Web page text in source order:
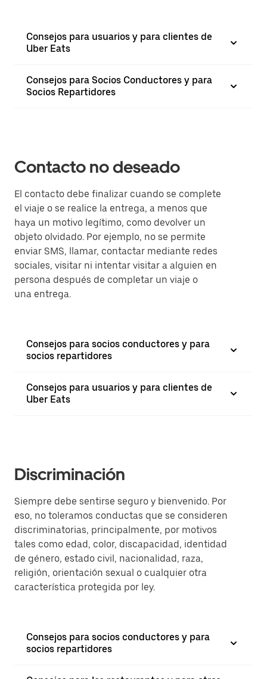
Consejos para usuarios y para clientes de
Uber Eats
Consejos para Socios Conductores y para
Socios Repartidores
Contacto no deseado
El contacto debe finalizar cuando se complete
el viaje o se realice la entrega, a menos que
haya un motivo legítimo, como devolver un
objeto olvidado. Por ejemplo, no se permite
enviar SMS, llamar, contactar mediante redes
sociales, visitar ni intentar visitar a alguien en
persona después de completar un viaje o
una entrega.
Consejos para socios conductores y para
socios repartidores
Consejos para usuarios y para clientes de
Uber Eats
Discriminación
Siempre debe sentirse seguro y bienvenido. Por
eso, no toleramos conductas que se consideren
discriminatorias, principalmente, por motivos
tales como edad, color, discapacidad, identidad
de género, estado civil, nacionalidad, raza,
religión, orientación sexual o cualquier otra
característica protegida por ley.
Consejos para socios conductores y para
socios repartidores